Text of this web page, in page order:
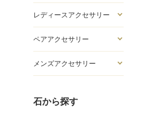
レディースアクセサリー
ペアアクセサリー
メンズアクセサリー
石から探す